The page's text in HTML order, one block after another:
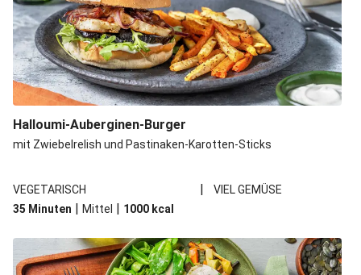
Halloumi-Auberginen-Burger
mit Zwiebelrelish und Pastinaken-Karotten-Sticks
VEGETARISCH |
VIEL GEMÜSE
35 Minuten | Mittel | 1000 kcal